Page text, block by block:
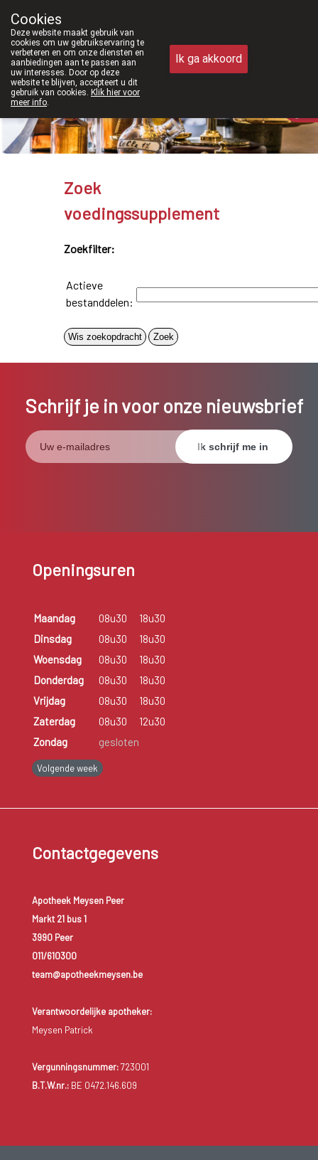
011/610300
Zoek
voedingssupplement
Zoekfilter:
Actieve
bestanddelen:
Schrijf je in voor onze nieuwsbrief
Openingsuren
Maandag 08u30
18u30
Dinsdag
08u30
18u30
Woensdag
08u30
18u30
Donderdag
08u30
18u30
Vrijdag
08u30
18u30
Zaterdag
08u30
12u30
Zondag
gesloten
Volgende week
Contactgegevens
Apotheek Meysen Peer
Markt 21 bus 1
3990 Peer
011/610300
team@apotheekmeysen.be
Verantwoordelijke apotheker:
Meysen Patrick
Vergunningsnummer:723001
B.T.W.nr.:BE 0472.146.609
Cookies
Deze website maakt gebruik van
cookies om uw gebruikservaring te
verbeteren en om onze diensten en
aanbiedingen aan te passen aan
uw interesses. Door op deze
website te blijven, accepteert u dit
gebruik van cookies. Klik hier voor
meer info.
Ik ga akkoord